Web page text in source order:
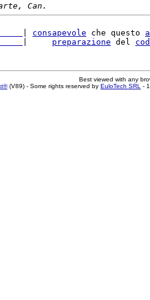
Can.
consapevole che questo
preparazione del
Best viewed with any
(V89) - Some rights reserved by EuloTech SRL -